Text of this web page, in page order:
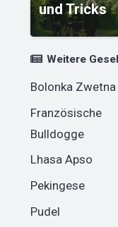
und Tricks
Weitere
Bolonka Zwetna
Französische
Bulldogge
Lhasa Apso
Pekingese
Pudel